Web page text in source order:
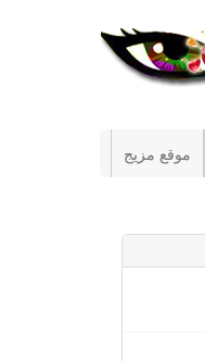
موقع مزيج